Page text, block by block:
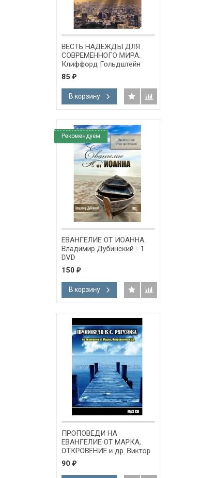
ВЕСТЬ НАДЕЖДЫ ДЛЯ
СОВРЕМЕННОГО МИРА.
Клиффорд Гольдштейн
85 ₽
В корзину
Рекомендуем
ЕВАНГЕЛИЕ ОТ ИОАННА.
Владимир Дубинский - 1
DVD
150 ₽
В корзину
ПРОПОВЕДИ НА
ЕВАНГЕЛИЕ ОТ МАРКА,
ОТКРОВЕНИЕ и др. Виктор
Рягузов - 1 CD
90 ₽